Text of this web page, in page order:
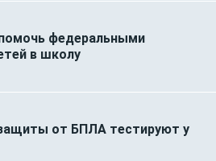
федеральными
в школу
от БПЛА тестируют у